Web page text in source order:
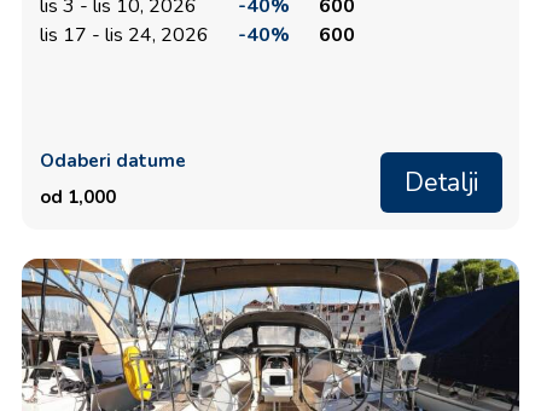
lis 3 - lis 10, 2026 -40%
600
lis 17 - lis 24, 2026
-40% 600
Odaberi datume
od 1,000
Detalji